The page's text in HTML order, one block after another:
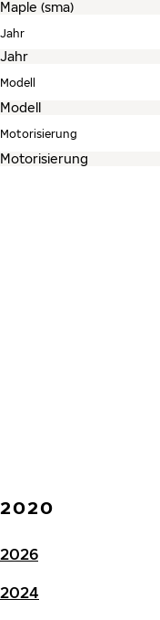
Jahr
Modell
Motorisierung
2020
2026
2024